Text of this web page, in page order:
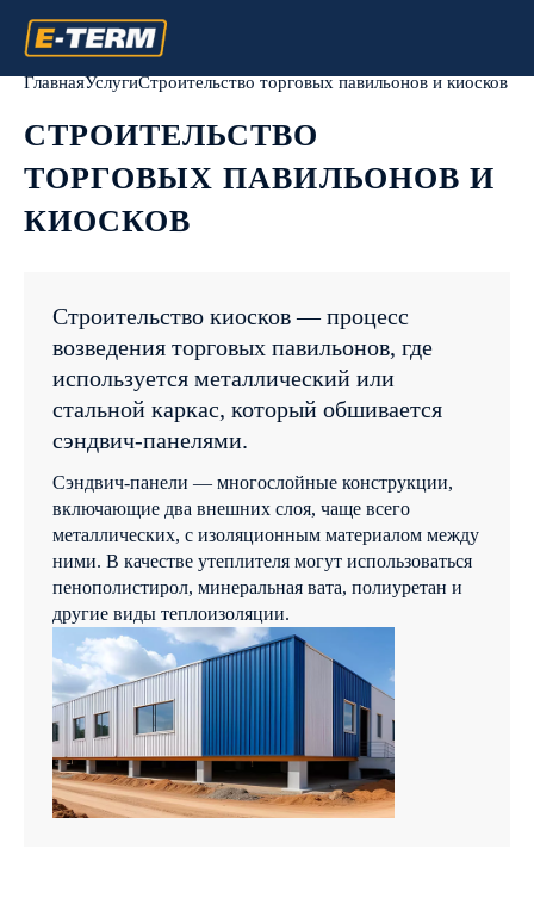
ГЛАВНАЯ
СТАТЬИ
КОНТАКТЫ
п. Колодищи, ул. Минская 69а
info@e-term.by
ГлавнаяУслугиСтроительство торговых павильонов и киосков
СТРОИТЕЛЬСТВО
ТОРГОВЫХ ПАВИЛЬОНОВ И
КИОСКОВ
Строительство киосков — процесс
возведения торговых павильонов, где
используется металлический или
стальной каркас, который обшивается
сэндвич-панелями.
Сэндвич-панели — многослойные конструкции,
включающие два внешних слоя, чаще всего
металлических, с изоляционным материалом между
ними. В качестве утеплителя могут использоваться
пенополистирол, минеральная вата, полиуретан и
другие виды теплоизоляции.
СВЯЗАТЬСЯ С
Комментарий
данных
ОТПРАВИТЬ